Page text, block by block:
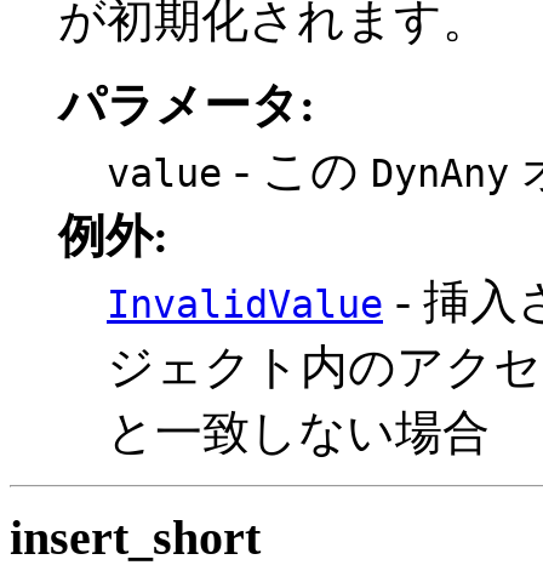
が初期化されます。
パラメータ:
value - この DynAny
例外:
InvalidValue - 挿入
ジェクト内のアク
と一致しない場合
insert_short